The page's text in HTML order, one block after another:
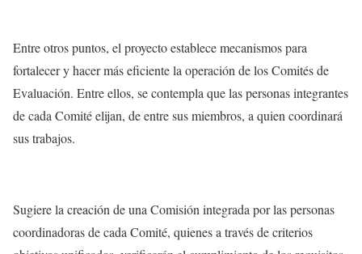
Entre otros puntos, el proyecto establece mecanismos para
fortalecer y hacer más eficiente la operación de los Comités de
Evaluación. Entre ellos, se contempla que las personas integrantes
de cada Comité elijan, de entre sus miembros, a quien coordinará
sus trabajos.
Sugiere la creación de una Comisión integrada por las personas
coordinadoras de cada Comité, quienes a través de criterios